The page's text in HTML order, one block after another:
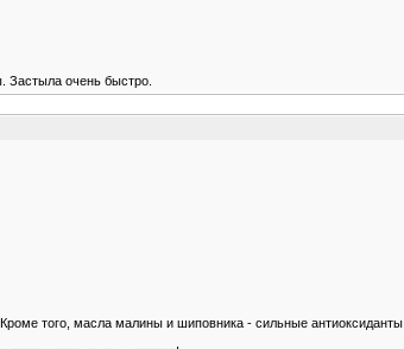
Застыла очень быстро.
того, масла малины и шиповника - сильные антиоксиданты.